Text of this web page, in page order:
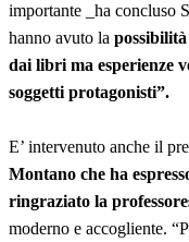
importante _ha concluso
hanno avuto la
dai libri ma esperienze
soggetti protagonisti”.
E’ intervenuto anche il
Montano che ha
ringraziato la
moderno e accogliente.